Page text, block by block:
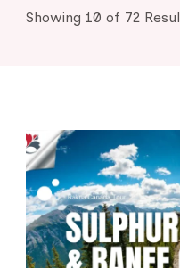
Showing 10 of 72